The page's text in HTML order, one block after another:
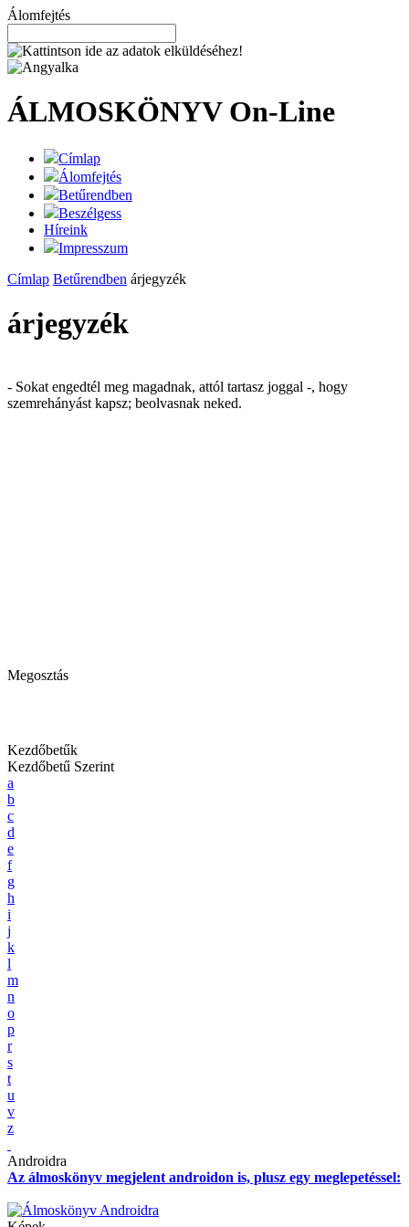
Álomfejtés
ÁLMOSKÖNYV On-Line
Címlap
Álomfejtés
Betűrendben
Beszélgess
Híreink
Impresszum
Címlap Betűrendben árjegyzék
árjegyzék
- Sokat engedtél meg magadnak, attól tartasz joggal -, hogy
szemrehányást kapsz; beolvasnak neked.
Megosztás
Kezdőbetűk
Kezdőbetű Szerint
a
b
c
d
e
f
g
h
i
j
k
l
m
n
o
p
r
s
t
u
v
z
Androidra
Az álmoskönyv megjelent androidon is, plusz egy meglepetéssel: